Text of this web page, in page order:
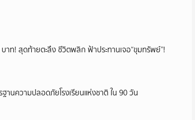
บาท! สุดท้ายตะลึง ชีวิตพลิก ฟ้าประทานเจอ“ขุมทรัพย์”!
านความปลอดภัยโรงเรียนแห่งชาติ ใน 90 วัน